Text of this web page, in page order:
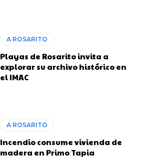
A ROSARITO
Playas de Rosarito invita a
explorar su archivo histórico en
el IMAC
A ROSARITO
Incendio consume vivienda de
madera en Primo Tapia